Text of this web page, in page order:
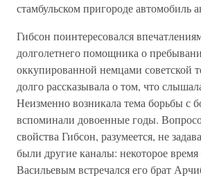
стамбульском пригороде автомобиль
Гибсон поинтересовался
долголетнего помощника о
оккупированной немцами советской
долго рассказывала о том, что
Неизменно возникала тема борьбы с
вспоминали довоенные годы.
свойства Гибсон, разумеется, не
были другие каналы: некоторое время
Васильевым встречался его брат